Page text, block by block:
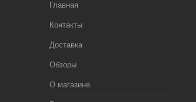
Главная
Контакты
Доставка
Обзоры
О магазине